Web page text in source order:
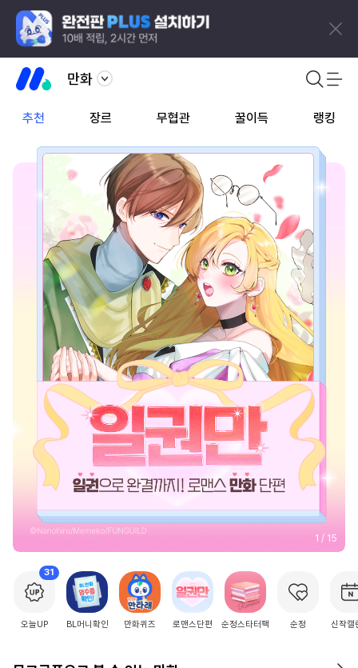
만화
추천 장르 무협관 꿀이득 랭킹
2 / 15
31
오늘UP BL머니확인 만화퀴즈 로맨스단편 순정스타터팩 순정 신작캘